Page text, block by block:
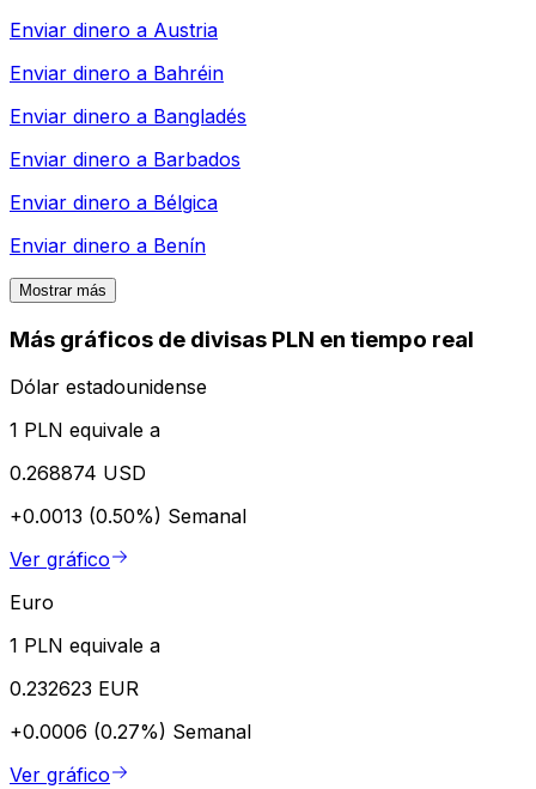
Enviar dinero a Austria
Enviar dinero a Bahréin
Enviar dinero a Bangladés
Enviar dinero a Barbados
Enviar dinero a Bélgica
Enviar dinero a Benín
Mostrar más
Más gráficos de divisas PLN en tiempo real
Dólar estadounidense
1 PLN equivale a
0.268874 USD
+0.0013 (0.50%) Semanal
Ver gráfico
Euro
1 PLN equivale a
0.232623 EUR
+0.0006 (0.27%) Semanal
Ver gráfico